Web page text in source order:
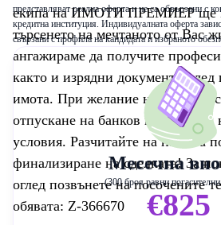
екипа на ИМОТИ ПРЕМИЕР ще
търсенето на мечтаното от Вас
ангажираме да получите
както и изрядни документи след
имота. При желание на клиента
отпускане на банков кредит при
условия. Разчитайте на нашата
финализиране на сделката! За
оглед позвънете на посочените
обявата: Z-366670
представляват реална оферта и не са обвързани с
кредитна институция. Индивидуалната оферта
свързани с профила на кандидата и избраното
Месечна
(300 броя равни
€825